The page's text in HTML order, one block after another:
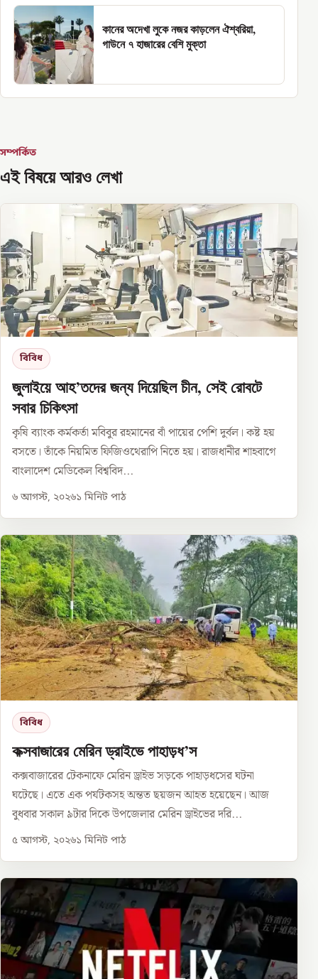
কানের অদেখা লুকে নজর কাড়লেন ঐশ্বরিয়া,
গাউনে ৭ হাজারের বেশি মুক্তা
সম্পর্কিত
এই বিষয়ে আরও লেখা
বিবিধ
জুলাইয়ে আহ’তদের জন্য দিয়েছিল চীন, সেই রোবটে
সবার চিকিৎসা
কৃষি ব্যাংক কর্মকর্তা মবিবুর রহমানের বাঁ পায়ের পেশি দুর্বল। কষ্ট হয়
বসতে। তাঁকে নিয়মিত ফিজিওথেরাপি নিতে হয়। রাজধানীর শাহবাগে
বাংলাদেশ মেডিকেল বিশ্ববিদ...
৬ আগস্ট, ২০২৬১ মিনিট পাঠ
বিবিধ
কক্সবাজারের মেরিন ড্রাইভে পাহাড়ধ’স
কক্সবাজারের টেকনাফে মেরিন ড্রাইভ সড়কে পাহাড়ধসের ঘটনা
ঘটেছে। এতে এক পর্যটকসহ অন্তত ছয়জন আহত হয়েছেন। আজ
বুধবার সকাল ৯টার দিকে উপজেলার মেরিন ড্রাইভের দরি...
৫ আগস্ট, ২০২৬১ মিনিট পাঠ